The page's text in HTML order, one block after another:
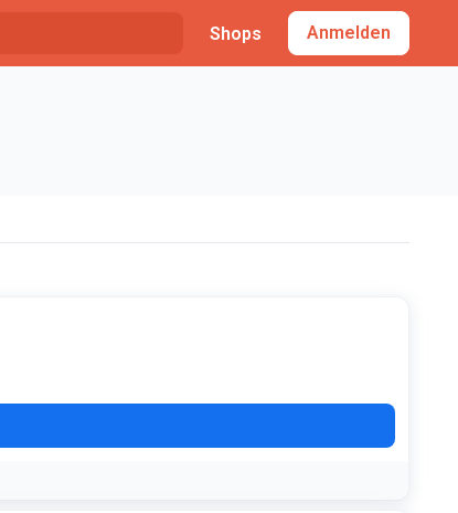
Shops Anmelden